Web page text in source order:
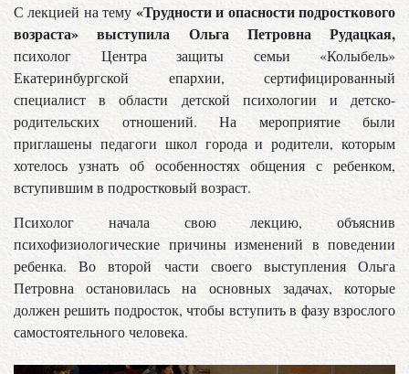
С лекцией на тему «Трудности и опасности подросткового
возраста» выступила Ольга Петровна Рудацкая,
психолог Центра защиты семьи «Колыбель»
Екатеринбургской епархии, сертифицированный
специалист в области детской психологии и детско-
родительских отношений. На мероприятие были
приглашены педагоги школ города и родители, которым
хотелось узнать об особенностях общения с ребенком,
вступившим в подростковый возраст.
Психолог начала свою лекцию, объяснив
психофизиологические причины изменений в поведении
ребенка. Во второй части своего выступления Ольга
Петровна остановилась на основных задачах, которые
должен решить подросток, чтобы вступить в фазу взрослого
самостоятельного человека.